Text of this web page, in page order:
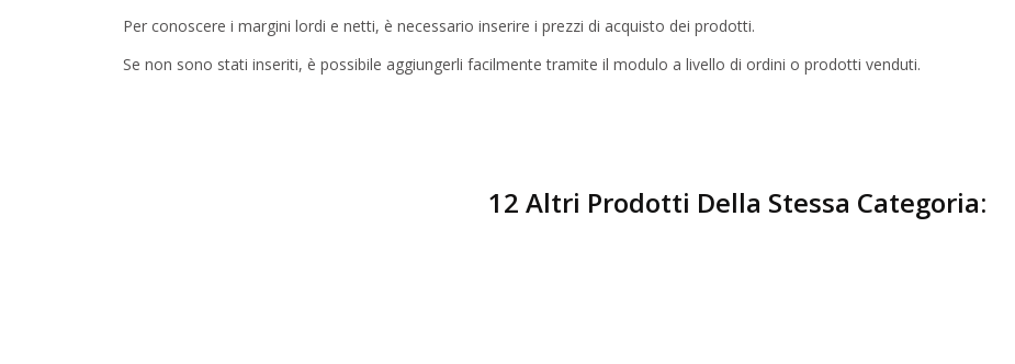
Per conoscere i margini lordi e netti, è necessario inserire i prezzi di acquisto dei prodotti.
Se non sono stati inseriti, è possibile aggiungerli facilmente tramite il modulo a livello di ordini o prodotti venduti.
12 Altri Prodotti Della Stessa Categoria: